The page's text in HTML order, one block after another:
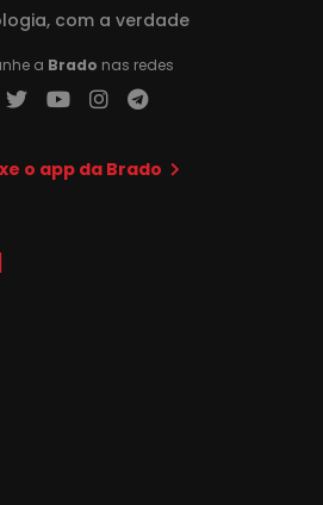
com a verdade
a Brado nas redes
o app da Brado